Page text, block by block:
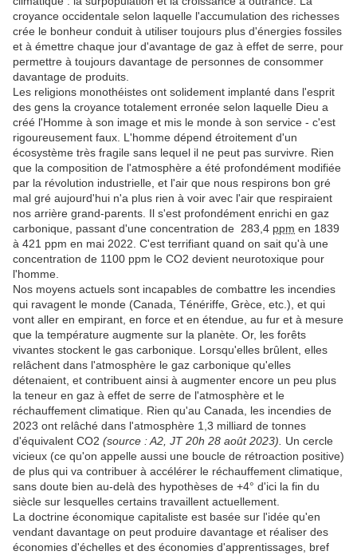
croyance occidentale selon laquelle l'accumulation des richesses
crée le bonheur conduit à utiliser toujours plus d'énergies fossiles
et à émettre chaque jour d'avantage de gaz à effet de serre, pour
permettre à toujours davantage de personnes de consommer
davantage de produits.
Les religions monothéistes ont solidement implanté dans l'esprit
des gens la croyance totalement erronée selon laquelle Dieu a
créé l'Homme à son image et mis le monde à son service - c'est
rigoureusement faux. L'homme dépend étroitement d'un
écosystème très fragile sans lequel il ne peut pas survivre. Rien
que la composition de l'atmosphère a été profondément modifiée
par la révolution industrielle, et l'air que nous respirons bon gré
mal gré aujourd'hui n'a plus rien à voir avec l'air que respiraient
nos arrière grand-parents. Il s'est profondément enrichi en gaz
carbonique, passant d'une concentration de 283,4 ppm en 1839
à 421 ppm en mai 2022. C'est terrifiant quand on sait qu'à une
concentration de 1100 ppm le CO2 devient neurotoxique pour
l'homme.
Nos moyens actuels sont incapables de combattre les incendies
qui ravagent le monde (Canada, Ténériffe, Grèce, etc.), et qui
vont aller en empirant, en force et en étendue, au fur et à mesure
que la température augmente sur la planète. Or, les forêts
vivantes stockent le gas carbonique. Lorsqu'elles brûlent, elles
relâchent dans l'atmosphère le gaz carbonique qu'elles
détenaient, et contribuent ainsi à augmenter encore un peu plus
la teneur en gaz à effet de serre de l'atmosphère et le
réchauffement climatique. Rien qu'au Canada, les incendies de
2023 ont relâché dans l'atmosphère 1,3 milliard de tonnes
d'équivalent CO2 (source : A2, JT 20h 28 août 2023).
Un cercle
vicieux (ce qu'on appelle aussi une boucle de rétroaction positive)
de plus qui va contribuer à accélérer le réchauffement climatique,
sans doute bien au-delà des hypothèses de +4° d'ici la fin du
siècle sur lesquelles certains travaillent actuellement.
La doctrine économique capitaliste est basée sur l'idée qu'en
vendant davantage on peut produire davantage et réaliser des
économies d'échelles et des économies d'apprentissages, bref